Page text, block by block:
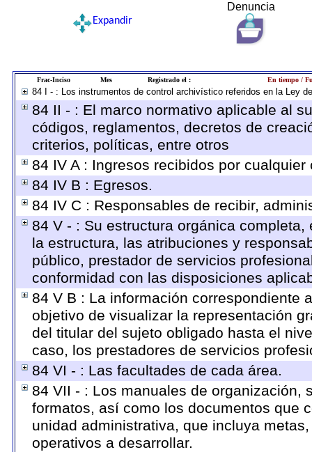
Denuncia
Expandir
Frac-Inciso Mes Registrado el : En tiempo /
84 I - : Los instrumentos de control archivístico referidos en la Ley
84 II - : El marco normativo aplicable al
códigos, reglamentos, decretos de
criterios, políticas, entre otros
84 IV A : Ingresos recibidos por
84 IV B : Egresos.
84 IV C : Responsables de recibir,
84 V - : Su estructura orgánica
la estructura, las atribuciones y
público, prestador de servicios
conformidad con las disposiciones
84 V B : La información correspondiente
objetivo de visualizar la representación
del titular del sujeto obligado hasta el
caso, los prestadores de servicios
84 VI - : Las facultades de cada área.
84 VII - : Los manuales de organización,
formatos, así como los documentos que
unidad administrativa, que incluya
operativos a desarrollar.